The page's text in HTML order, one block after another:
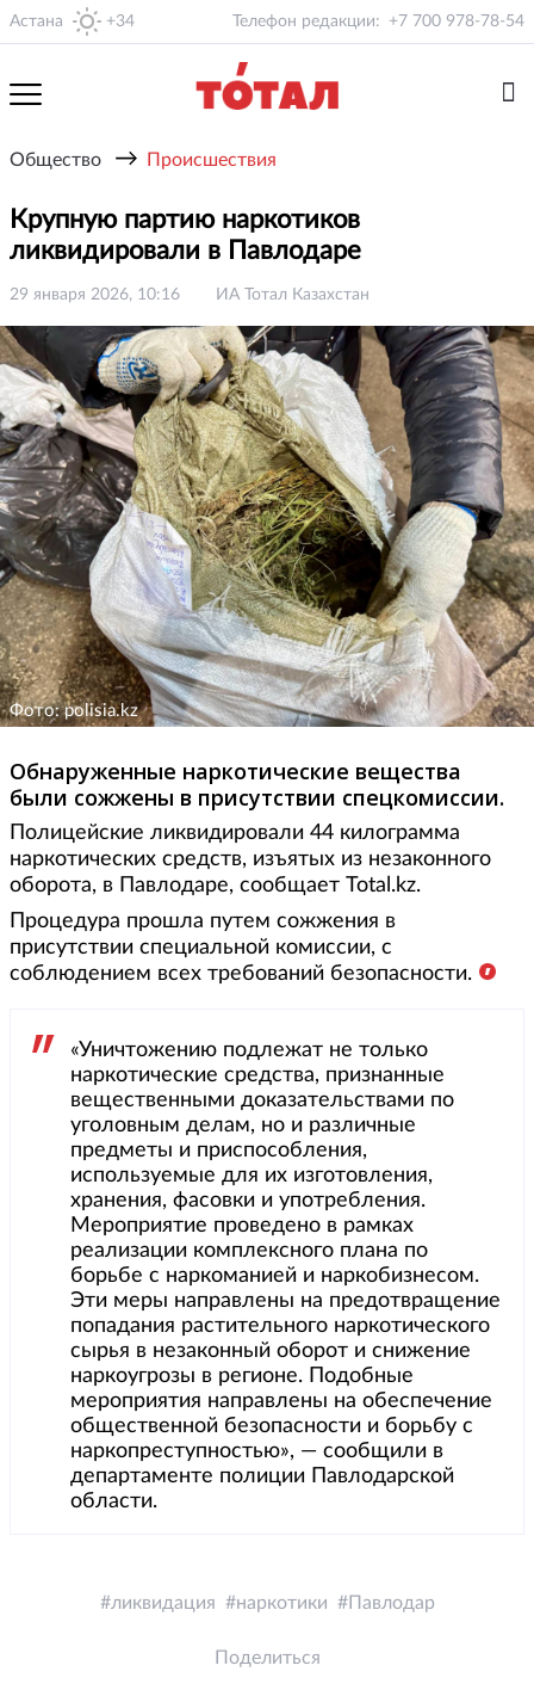
Астана +34 Телефон редакции: +7 700 978-78-54
Общество → Происшествия
Крупную партию наркотиков
ликвидировали в Павлодаре
29 января 2026, 10:16 ИА Тотал Казахстан
Фото: polisia.kz
Обнаруженные наркотические вещества
были сожжены в присутствии спецкомиссии.
Полицейские ликвидировали 44 килограмма
наркотических средств, изъятых из незаконного
оборота, в Павлодаре, сообщает Total.kz.
Процедура прошла путем сожжения в
присутствии специальной комиссии, с
соблюдением всех требований безопасности.
«Уничтожению подлежат не только
наркотические средства, признанные
вещественными доказательствами по
уголовным делам, но и различные
предметы и приспособления,
используемые для их изготовления,
хранения, фасовки и употребления.
Мероприятие проведено в рамках
реализации комплексного плана по
борьбе с наркоманией и наркобизнесом.
Эти меры направлены на предотвращение
попадания растительного наркотического
сырья в незаконный оборот и снижение
наркоугрозы в регионе. Подобные
мероприятия направлены на обеспечение
общественной безопасности и борьбу с
наркопреступностью», — сообщили в
департаменте полиции Павлодарской
области.
ликвидация наркотики Павлодар
Поделиться